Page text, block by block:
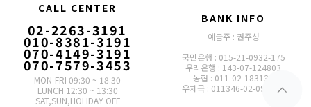
CALL CENTER
02-2263-3191
010-8381-3191
070-4149-3191
070-7579-3453
MON-FRI 09:30 ~ 18:30
LUNCH 12:30 ~ 13:30
SAT,SUN,HOLIDAY OFF
BANK INFO
예금주 : 권주성
국민은행 : 015-21-0932-175
우리은행 : 143-07-124803
농협 : 011-02-183136
우체국 : 011346-02-093772